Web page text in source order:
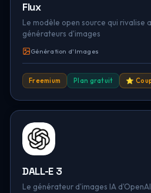
Flux
Le modèle open source qui rivalise
générateurs d'images
Génération d'Images
Freemium Plan gratuit ⭐
DALL-E 3
Le générateur d'images IA